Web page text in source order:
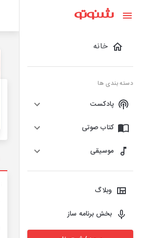
خانه
دسته بندی ها
پادکست
کتاب صوتی
موسیقی
وبلاگ
بخش برنامه ساز